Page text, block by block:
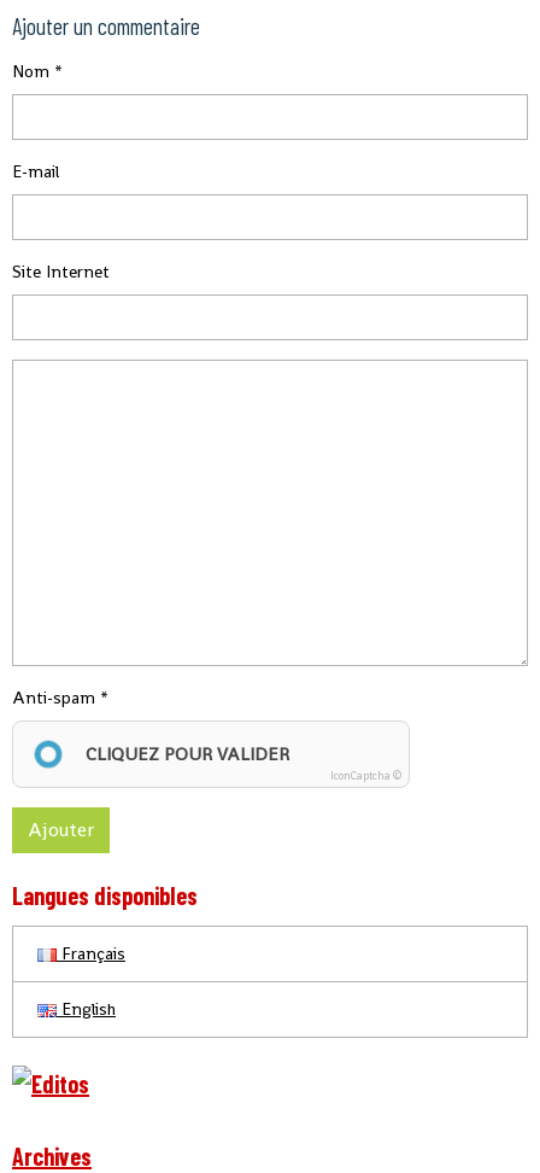
Ajouter un commentaire
Nom
E-mail
Site Internet
Anti-spam
CLIQUEZ POUR VALIDER
IconCaptcha ©
Ajouter
Langues disponibles
Français
English
Archives